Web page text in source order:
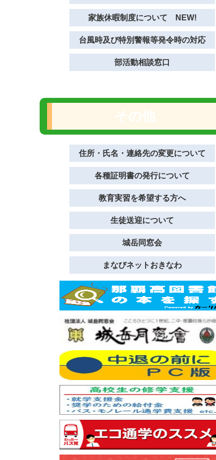
家族休暇制度について NEW!
台風時及び特別警報等発令時の対応
部活動相談窓口
住所・氏名・連絡先の変更について
各種証明書の発行について
教育実習を希望する方へ
生徒送迎について
城岳同窓会
まなびネットおきなわ